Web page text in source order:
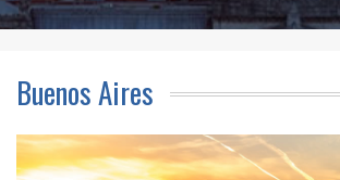
Buenos Aires